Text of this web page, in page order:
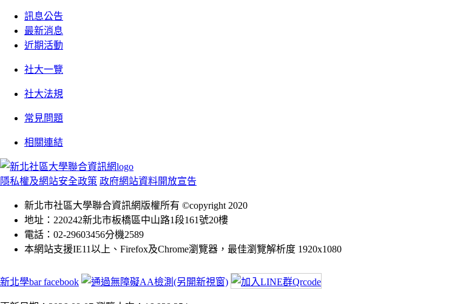
訊息公告
最新消息
近期活動
社大一覽
社大法規
常見問題
相關連結
隱私權及網站安全政策 政府網站資料開放宣告
新北市社區大學聯合資訊網版權所有 ©copyright 2020
地址：220242新北市板橋區中山路1段161號20樓
電話：02-29603456分機2589
本網站支援IE11以上、Firefox及Chrome瀏覽器，最佳瀏覽解析度 1920x1080
新北學bar facebook